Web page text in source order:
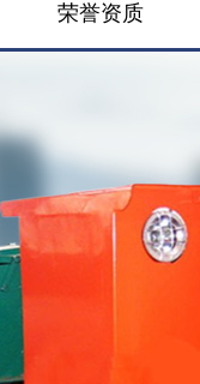
荣誉资质